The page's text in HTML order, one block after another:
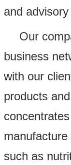
and
Our
business
with our
products
such as